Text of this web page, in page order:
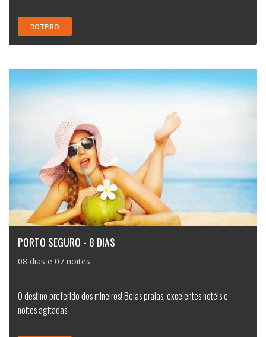
ROTEIRO
PORTO SEGURO - 8 DIAS
08 dias e 07 noites
O destino preferido dos mineiros! Belas praias, excelentes hotéis e
noites agitadas